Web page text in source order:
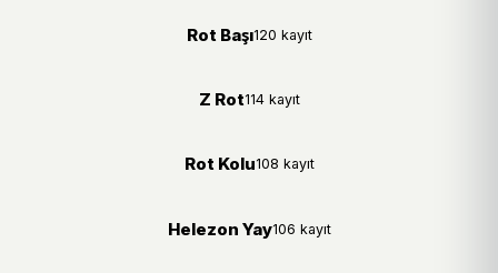
Rot Başı120 kayıt
Z Rot114 kayıt
Rot Kolu108 kayıt
Helezon Yay106 kayıt